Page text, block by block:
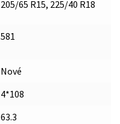
205/65 R15, 225/40 R18
581
Nové
4*108
63.3